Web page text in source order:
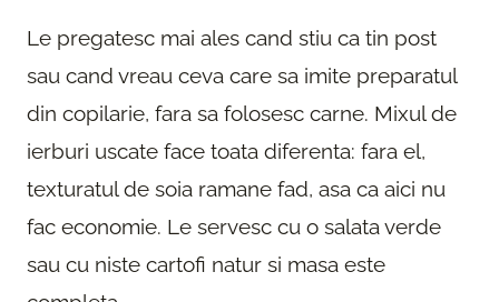
Le pregatesc mai ales cand stiu ca tin post
sau cand vreau ceva care sa imite preparatul
din copilarie, fara sa folosesc carne. Mixul de
ierburi uscate face toata diferenta: fara el,
texturatul de soia ramane fad, asa ca aici nu
fac economie. Le servesc cu o salata verde
sau cu niste cartofi natur si masa este